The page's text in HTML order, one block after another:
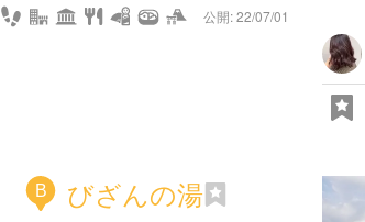
公開: 22/07/01
B びざんの湯